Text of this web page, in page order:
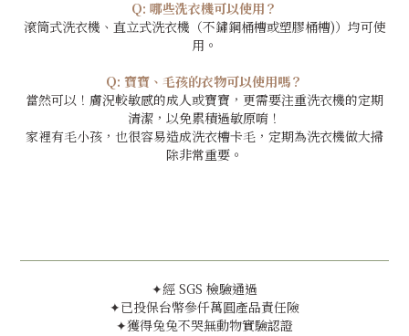
Q: 哪些洗衣機可以使用？
滾筒式洗衣機、直立式洗衣機（不鏽鋼桶槽或塑膠桶槽)）均可使
用。
Q: 寶寶、毛孩的衣物可以使用嗎？
當然可以！膚況較敏感的成人或寶寶，更需要注重洗衣機的定期
清潔，以免累積過敏原唷！
家裡有毛小孩，也很容易造成洗衣槽卡毛，定期為洗衣機做大掃
除非常重要。
✦經 SGS 檢驗通過
✦已投保台幣參仟萬圓產品責任險
✦獲得兔兔不哭無動物實驗認證